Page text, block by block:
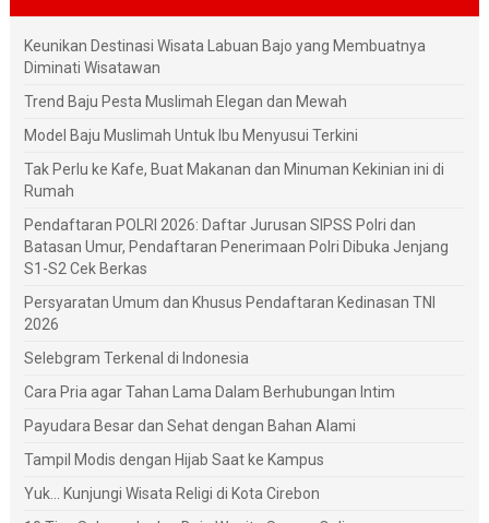
Keunikan Destinasi Wisata Labuan Bajo yang Membuatnya
Diminati Wisatawan
Trend Baju Pesta Muslimah Elegan dan Mewah
Model Baju Muslimah Untuk Ibu Menyusui Terkini
Tak Perlu ke Kafe, Buat Makanan dan Minuman Kekinian ini di
Rumah
Pendaftaran POLRI 2026: Daftar Jurusan SIPSS Polri dan
Batasan Umur, Pendaftaran Penerimaan Polri Dibuka Jenjang
S1-S2 Cek Berkas
Persyaratan Umum dan Khusus Pendaftaran Kedinasan TNI
2026
Selebgram Terkenal di Indonesia
Cara Pria agar Tahan Lama Dalam Berhubungan Intim
Payudara Besar dan Sehat dengan Bahan Alami
Tampil Modis dengan Hijab Saat ke Kampus
Yuk... Kunjungi Wisata Religi di Kota Cirebon